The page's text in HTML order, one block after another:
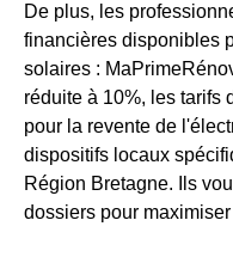
De plus, les
financières disponibles
solaires :
réduite à 10%, les tarifs
pour la revente de
dispositifs locaux
Région Bretagne. Ils
dossiers pour